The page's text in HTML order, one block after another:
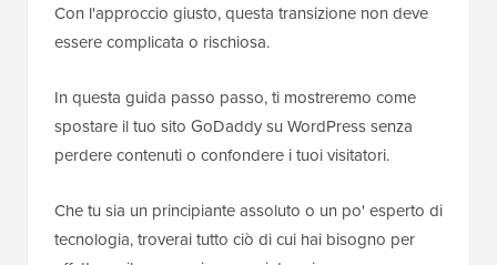
Con l'approccio giusto, questa transizione non deve
essere complicata o rischiosa.
In questa guida passo passo, ti mostreremo come
spostare il tuo sito GoDaddy su WordPress senza
perdere contenuti o confondere i tuoi visitatori.
Che tu sia un principiante assoluto o un po' esperto di
tecnologia, troverai tutto ciò di cui hai bisogno per